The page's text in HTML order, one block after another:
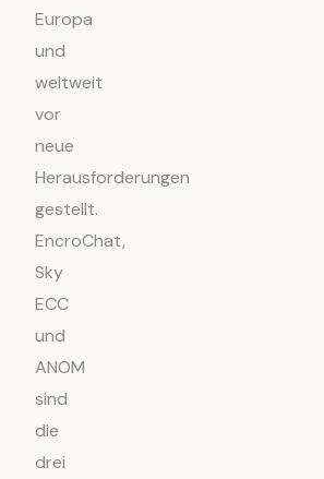
Europa
und
weltweit
vor
neue
Herausforderungen
gestellt.
EncroChat,
Sky
ECC
und
ANOM
sind
die
drei